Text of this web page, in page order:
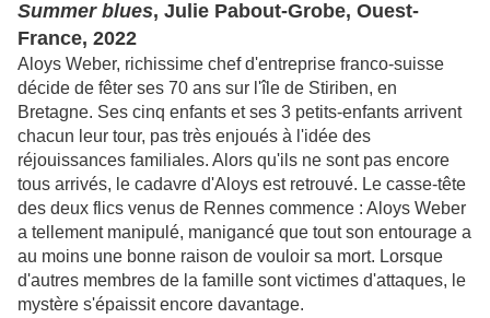
Summer blues, Julie Pabout-Grobe, Ouest-
France, 2022
Aloys Weber, richissime chef d'entreprise franco-suisse
décide de fêter ses 70 ans sur l'île de Stiriben, en
Bretagne. Ses cinq enfants et ses 3 petits-enfants arrivent
chacun leur tour, pas très enjoués à l'idée des
réjouissances familiales. Alors qu'ils ne sont pas encore
tous arrivés, le cadavre d'Aloys est retrouvé. Le casse-tête
des deux flics venus de Rennes commence : Aloys Weber
a tellement manipulé, manigancé que tout son entourage a
au moins une bonne raison de vouloir sa mort. Lorsque
d'autres membres de la famille sont victimes d'attaques, le
mystère s'épaissit encore davantage.